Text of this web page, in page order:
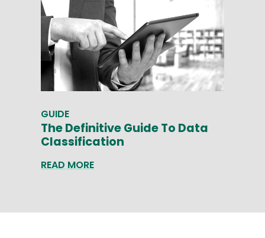
GUIDE
The Definitive Guide To Data
Classification
READ MORE